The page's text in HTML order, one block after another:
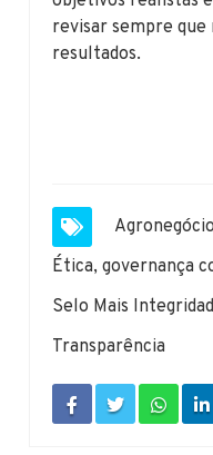
revisar sempre
resultados.
Agronegócio
Ética,governança
Selo Mais
Transparência